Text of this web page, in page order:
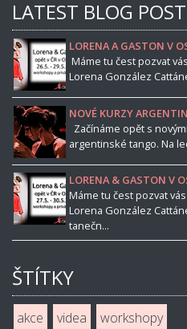
LATEST BLOG
LORENA A GASTON V
Máme tu čest pozvat
Lorena González
NOVÉ KURZY
Začínáme opět s
argentinské tango. Na
LORENA & GASTON V
Máme tu čest pozvat
Lorena González
tanečn...
ŠTÍTKY
akce videa workshopy